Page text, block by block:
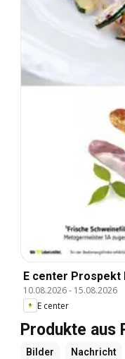
E center Prospekt
10.08.2026- 15.08.2026
E center
Produkte aus
Bilder Nachricht